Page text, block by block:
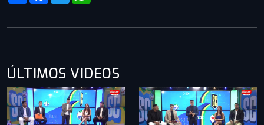
ÚLTIMOS VIDEOS